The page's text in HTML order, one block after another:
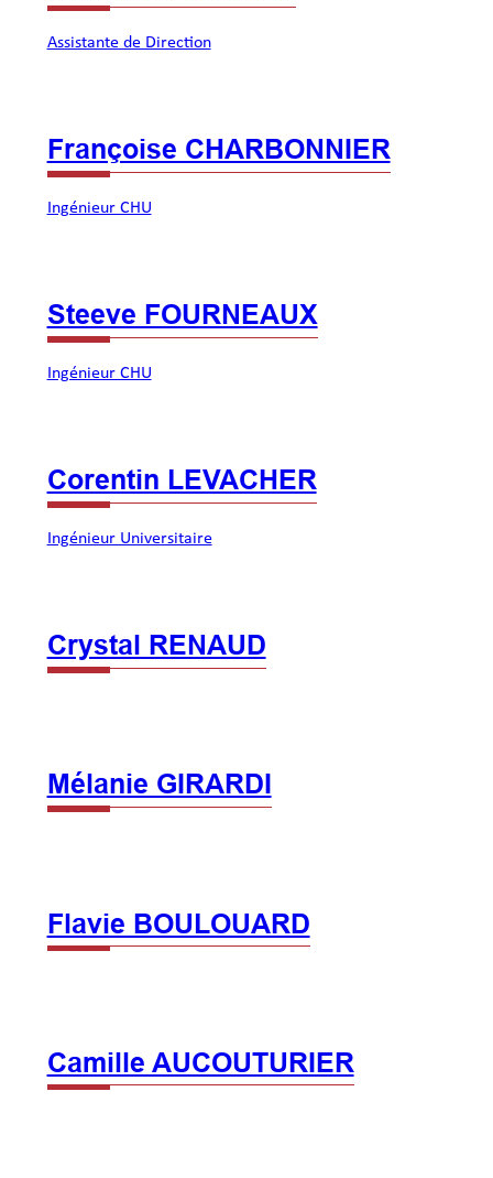
Assistante de Direction
Françoise CHARBONNIER
Ingénieur CHU
Steeve FOURNEAUX
Ingénieur CHU
Corentin LEVACHER
Ingénieur Universitaire
Crystal RENAUD
Mélanie GIRARDI
Flavie BOULOUARD
Camille AUCOUTURIER